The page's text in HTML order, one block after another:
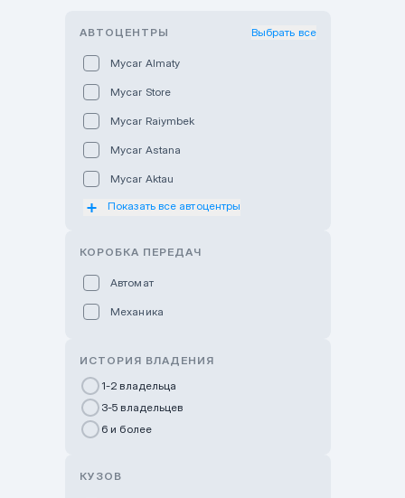
АВТОЦЕНТРЫ Выбрать все
Mycar Almaty
Mycar Store
Mycar Raiymbek
Mycar Astana
Mycar Aktau
Mycar Uralsk
GWM Nurly Zhol
Chery Astana
Показать все автоцентры
КОРОБКА ПЕРЕДАЧ
Автомат
Механика
ИСТОРИЯ ВЛАДЕНИЯ
1-2 владельца
3-5 владельцев
6 и более
КУЗОВ